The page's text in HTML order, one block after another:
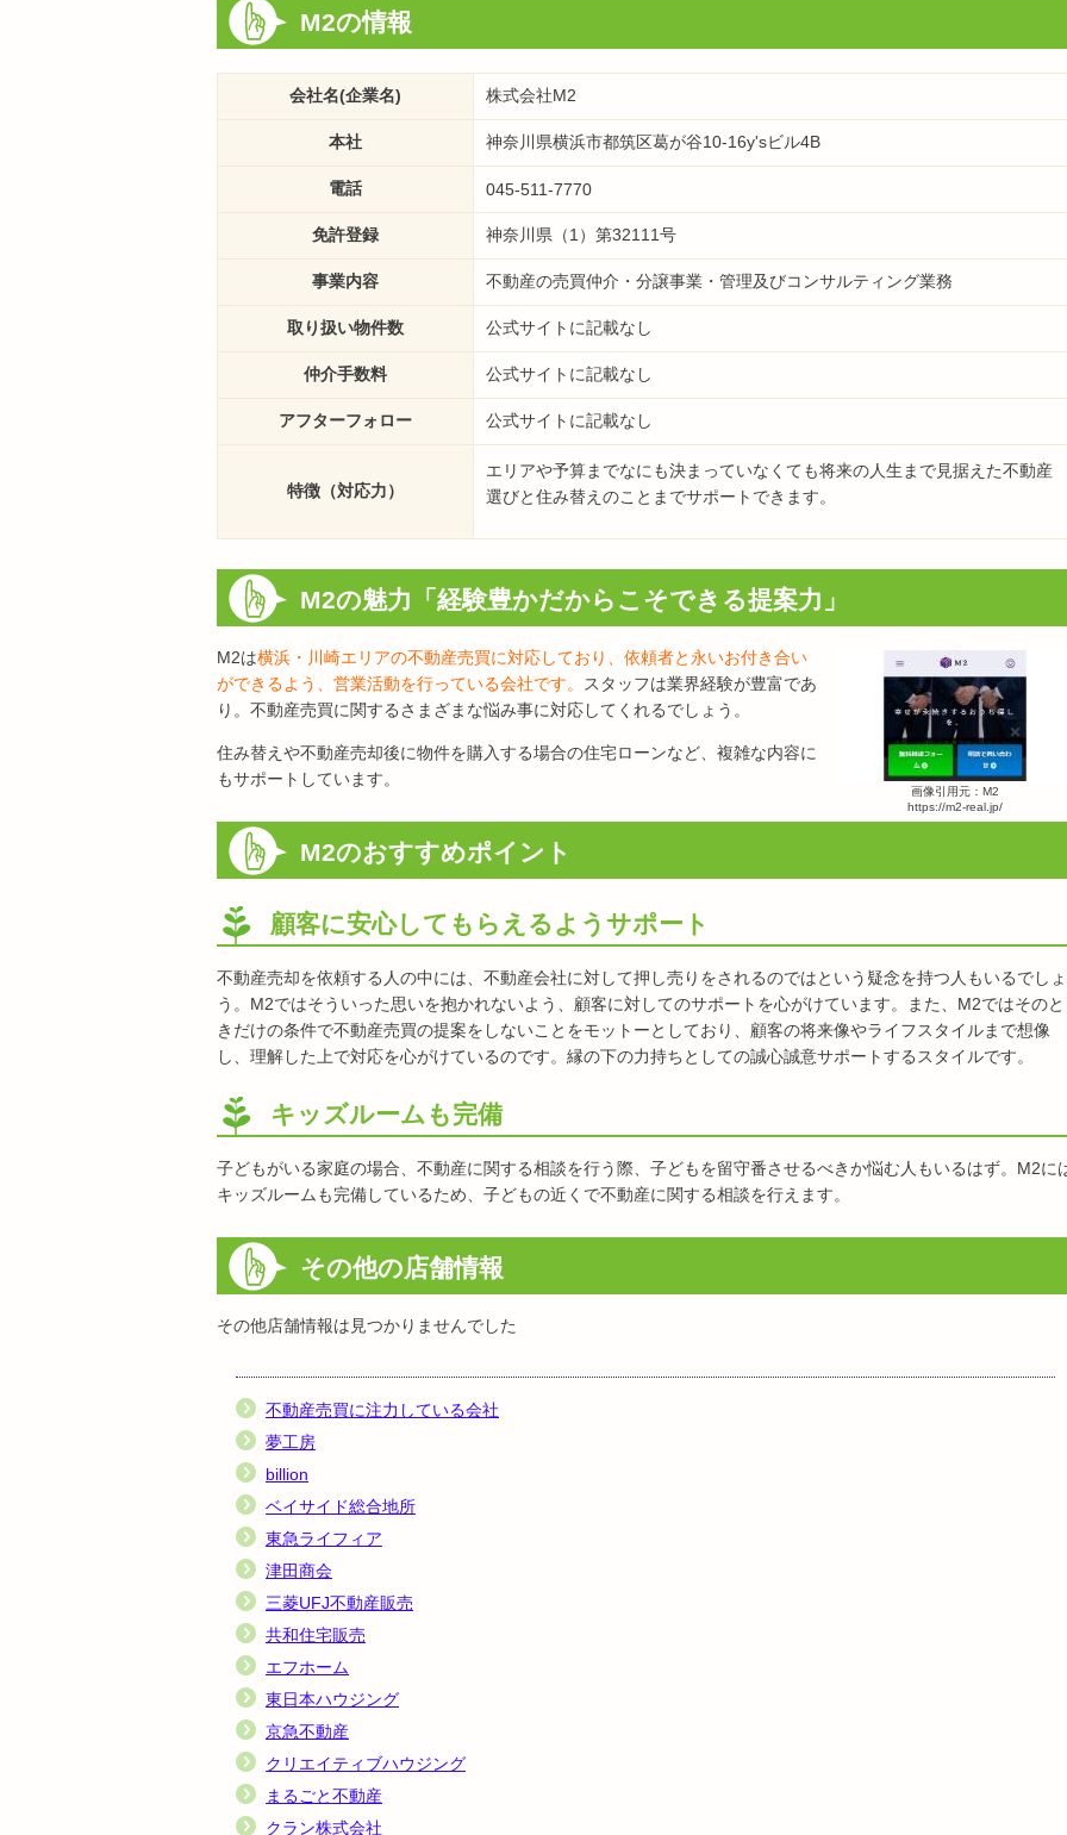
M2の情報
会社名(企業名) 株式会社M2
本社 神奈川県横浜市都筑区葛が谷10-16y'sビル4B
電話 045-511-7770
免許登録 神奈川県（1）第32111号
事業内容 不動産の売買仲介・分譲事業・管理及びコンサルティング業務
取り扱い物件数 公式サイトに記載なし
仲介手数料 公式サイトに記載なし
アフターフォロー 公式サイトに記載なし
特徴（対応力）
エリアや予算までなにも決まっていなくても将来の人生まで見据えた不動産
選びと住み替えのことまでサポートできます。
M2の魅力「経験豊かだからこそできる提案力」
画像引用元：M2
https://m2-real.jp/
M2は横浜・川崎エリアの不動産売買に対応しており、依頼者と永いお付き合い
ができるよう、営業活動を行っている会社です。
スタッフは業界経験が豊富であ
り。不動産売買に関するさまざまな悩み事に対応してくれるでしょう。
住み替えや不動産売却後に物件を購入する場合の住宅ローンなど、複雑な内容に
もサポートしています。
M2のおすすめポイント
顧客に安心してもらえるようサポート
不動産売却を依頼する人の中には、不動産会社に対して押し売りをされるのではという疑念を持つ人もいるでしょ
う。M2ではそういった思いを抱かれないよう、顧客に対してのサポートを心がけています。また、M2ではそのと
きだけの条件で不動産売買の提案をしないことをモットーとしており、顧客の将来像やライフスタイルまで想像
し、理解した上で対応を心がけているのです。縁の下の力持ちとしての誠心誠意サポートするスタイルです。
キッズルームも完備
子どもがいる家庭の場合、不動産に関する相談を行う際、子どもを留守番させるべきか悩む人もいるはず。M2に
キッズルームも完備しているため、子どもの近くで不動産に関する相談を行えます。
その他の店舗情報
その他店舗情報は見つかりませんでした
不動産売買に注力している会社
夢工房
billion
ベイサイド総合地所
東急ライフィア
津田商会
三菱UFJ不動産販売
共和住宅販売
エフホーム
東日本ハウジング
京急不動産
クリエイティブハウジング
まるごと不動産
クラン株式会社